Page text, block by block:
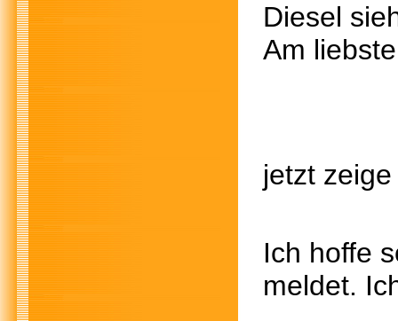
Diesel
Am
jetzt
Ich hoffe
meldet.